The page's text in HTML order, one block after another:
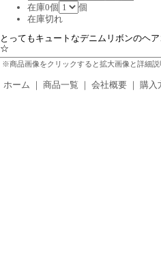
在庫0個
個
在庫切れ
とってもキュートなデニムリボンのヘ
☆
※商品画像をクリックすると拡大画像と詳細説
ホーム ｜ 商品一覧 ｜ 会社概要 ｜ 購入